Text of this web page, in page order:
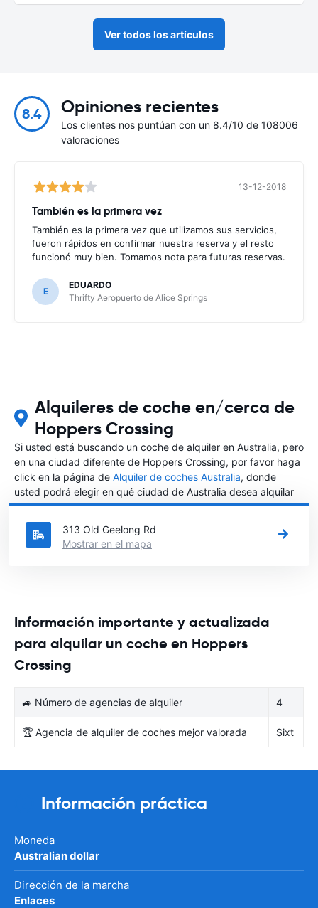
Ver todos los artículos
8.4 Opiniones recientes
Los clientes nos puntúan con un 8.4/10 de 108006
valoraciones
13-12-2018
También es la primera vez
También es la primera vez que utilizamos sus servicios,
fueron rápidos en confirmar nuestra reserva y el resto
funcionó muy bien. Tomamos nota para futuras reservas.
E
EDUARDO
Thrifty Aeropuerto de Alice Springs
Alquileres de coche en/cerca de
Hoppers Crossing
Si usted está buscando un coche de alquiler en Australia, pero
en una ciudad diferente de Hoppers Crossing, por favor haga
click en la página de Alquiler de coches Australia, donde
usted podrá elegir en qué ciudad de Australia desea alquilar
un coche.
313 Old Geelong Rd
Mostrar en el mapa
Información importante y actualizada
para alquilar un coche en Hoppers
Crossing
🚙 Número de agencias de alquiler 4
🏆 Agencia de alquiler de coches mejor valorada Sixt
Información práctica
Moneda
Australian dollar
Dirección de la marcha
Enlaces